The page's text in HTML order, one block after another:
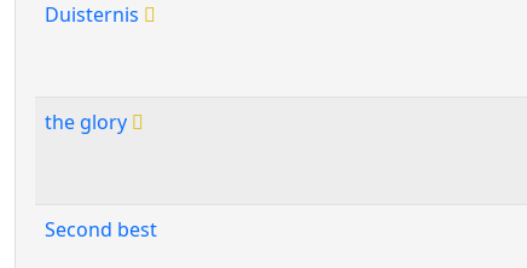
Duisternis
the glory
Second best